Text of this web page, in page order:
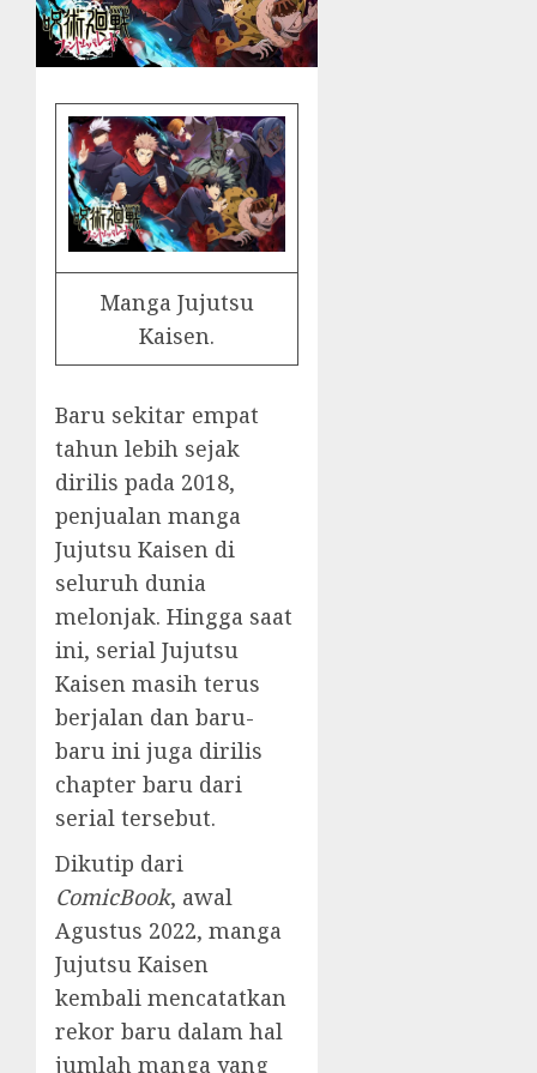
Manga Jujutsu
Kaisen.
Baru sekitar empat
tahun lebih sejak
dirilis pada 2018,
penjualan manga
Jujutsu Kaisen di
seluruh dunia
melonjak. Hingga saat
ini, serial Jujutsu
Kaisen masih terus
berjalan dan baru-
baru ini juga dirilis
chapter baru dari
serial tersebut.
Dikutip dari
ComicBook, awal
Agustus 2022, manga
Jujutsu Kaisen
kembali mencatatkan
rekor baru dalam hal
jumlah manga yang